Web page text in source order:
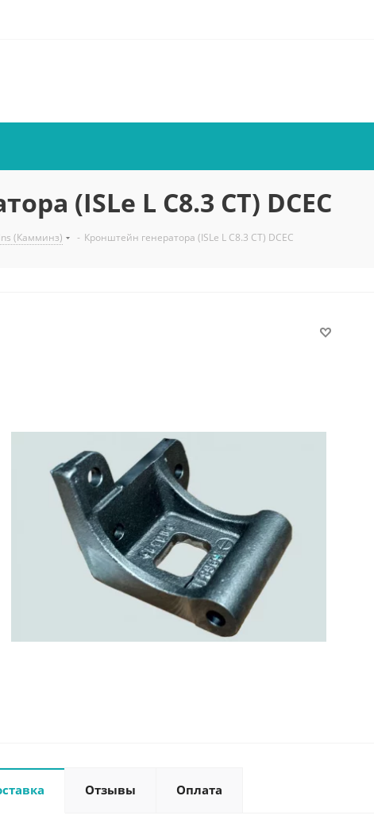
(ISLe L C8.3 CT) DCEC
(Камминз) - Кронштейн генератора (ISLe L C8.3 CT) DCEC
Отзывы Оплата